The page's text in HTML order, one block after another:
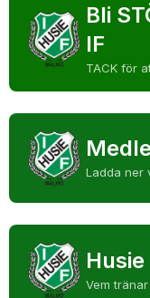
Bli
IF
TACK för
Ladda ner
Vem